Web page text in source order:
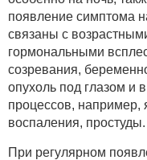
появление симптома
связаны с
гормональными
созревания,
опухоль под глазом и
процессов, например,
воспаления, простуды.
При регулярном